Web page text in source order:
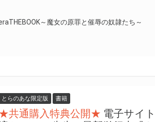
～魔女の原罪と催辱の奴隷たち～
とらのあな限定版 書籍
共通購入特典公開★ 電子サイ